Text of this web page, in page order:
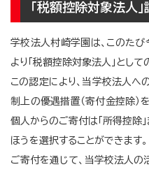
「税額控除対象法人」
学校法人村崎学園は、このたび
より「税額控除対象法人」として
この認定により、当学校法人へ
制上の優遇措置（寄付金控除）
個人からのご寄付は「所得控除
ほうを選択することができます。
ご寄付を通じて、当学校法人の